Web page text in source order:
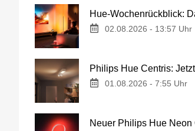
Hue-Wochenrückblick:
02.08.2026 - 13:57 Uhr
Philips Hue Centris:
01.08.2026 - 7:55 Uhr
Neuer Philips Hue Neon